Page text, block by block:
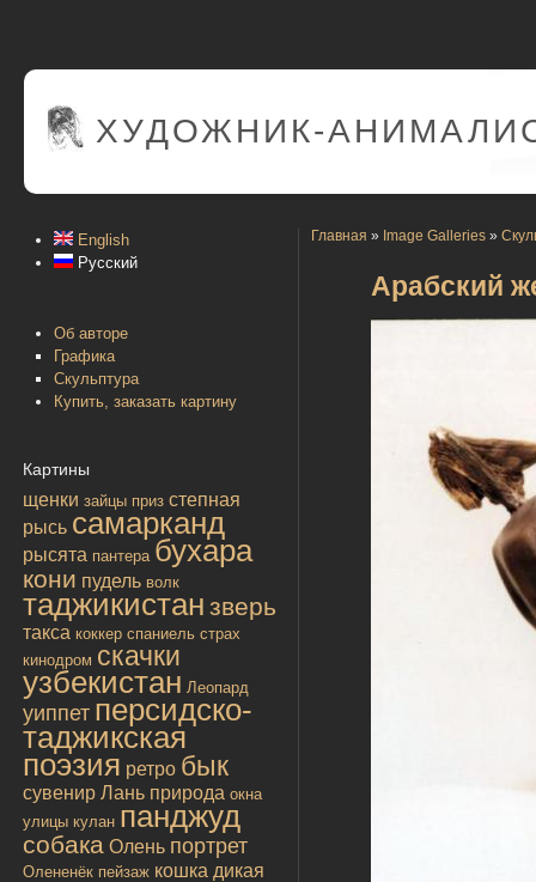
ХУДОЖНИК-
English
Русский
Об авторе
Графика
Скульптура
Купить, заказать картину
Картины
щенки зайцы приз степная
рысь самарканд
рысята пантера бухара
кони пудель волк
таджикистан зверь
такса коккер спаниель страх
кинодром скачки
узбекистан Леопард
уиппет персидско-
таджикская
поэзия ретро бык
сувенир Лань природа окна
улицы кулан панджуд
собака Олень портрет
Олененёк пейзаж кошка дикая
Главная » Image Galleries »
Арабский